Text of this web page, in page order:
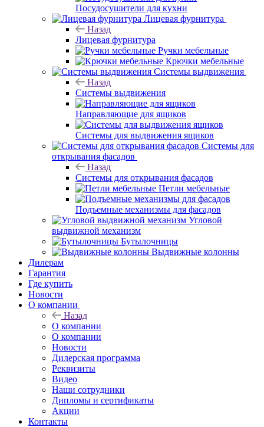
Посудосушители для кухни
Лицевая фурнитура
Назад
Лицевая фурнитура
Ручки мебельные
Крючки мебельные
Системы выдвижения
Назад
Системы выдвижения
Направляющие для ящиков
Системы для выдвижения ящиков
Системы для
открывания фасадов
Назад
Системы для открывания фасадов
Петли мебельные
Подъемные механизмы для фасадов
Угловой
выдвижной механизм
Бутылочницы
Выдвижные колонны
Дилерам
Гарантия
Где купить
Новости
О компании
Назад
О компании
О компании
Новости
Дилерская программа
Реквизиты
Видео
Наши сотрудники
Дипломы и сертификаты
Акции
Контакты